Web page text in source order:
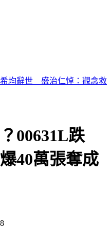
15%關稅 12/4上路
00631L跌
40萬張奪成